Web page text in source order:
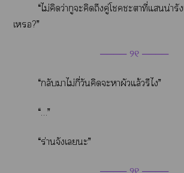
“ไม่คิดว่ากูะคิดถึงคู่โะาที่แน่ารั
เ?”
──── ୨୧ ────
“กลับาไม่กี่วันคิดะาผัวแล้วรึไ”
“…”
“ร่านจังเะ”